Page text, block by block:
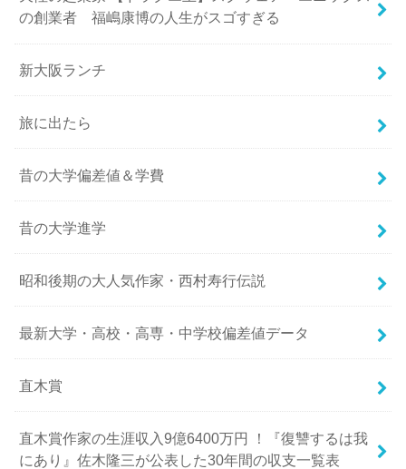
の創業者 福嶋康博の人生がスゴすぎる
新大阪ランチ
旅に出たら
昔の大学偏差値＆学費
昔の大学進学
昭和後期の大人気作家・西村寿行伝説
最新大学・高校・高専・中学校偏差値データ
直木賞
直木賞作家の生涯収入9億6400万円 ！『復讐するは我
にあり』佐木隆三が公表した30年間の収支一覧表